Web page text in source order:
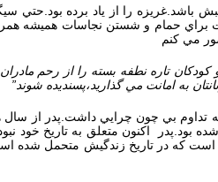
را از ياد برده بود.حتي
براي حمام و شستن نجاسات هميشه
مي كنم
و كودكان تاره نطفه بسته را از رحم
به امانت مي گذاريد،پسنديده شوند”
بي چون چرايي داشت.پدر از سال
اكنون متعلق به تاريخ خود
كه در تاريخ زندگيش متحمل شده